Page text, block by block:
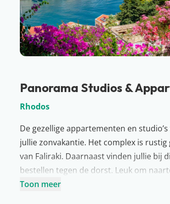
Panorama Studios &
Rhodos
De gezellige appartementen en
jullie zonvakantie. Het complex is
van Faliraki. Daarnaast vinden jullie bij
bestellen tegen de dorst. Leuk om
wereldberoemde films opgenomen.
Toon meer